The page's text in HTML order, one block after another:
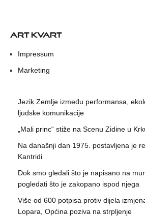
ART KVART
Impressum
Marketing
Jezik Zemlje između performansa,
ljudske komunikacije
„Mali princ“ stiže na Scenu Zidine u
Na današnji dan 1975. postavljena je
Kantridi
Dok smo gledali što je napisano na
pogledati što je zakopano ispod njega
Više od 600 potpisa protiv dijela
Lopara, Općina poziva na strpljenje